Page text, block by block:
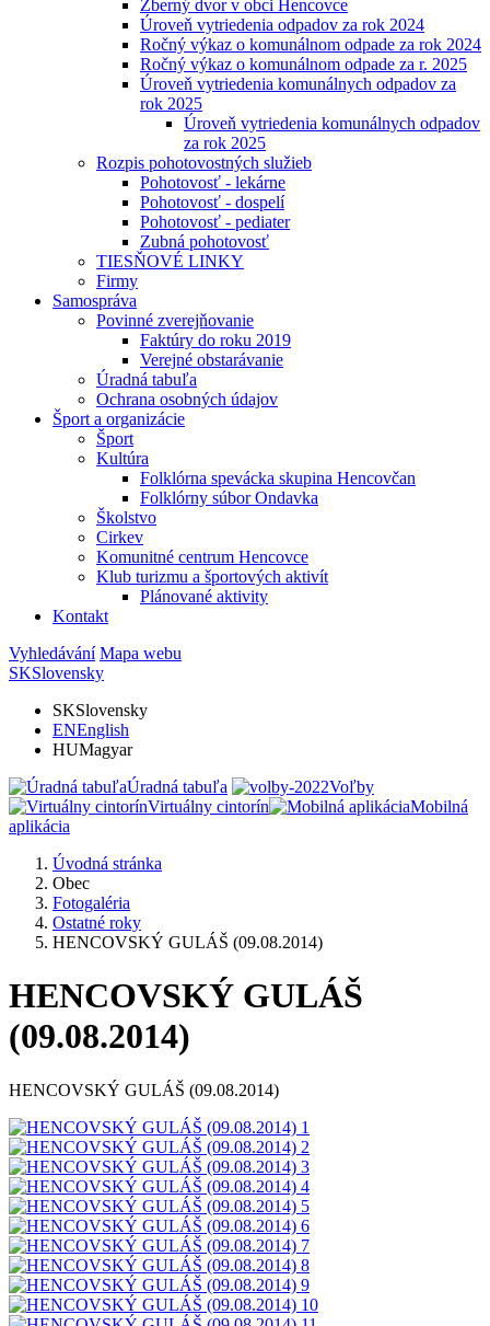
Zberný dvor v obci Hencovce
Úroveň vytriedenia odpadov za rok 2024
Ročný výkaz o komunálnom odpade za rok 2024
Ročný výkaz o komunálnom odpade za r. 2025
Úroveň vytriedenia komunálnych odpadov za
rok 2025
Úroveň vytriedenia komunálnych odpadov
za rok 2025
Rozpis pohotovostných služieb
Pohotovosť - lekárne
Pohotovosť - dospelí
Pohotovosť - pediater
Zubná pohotovosť
TIESŇOVÉ LINKY
Firmy
Samospráva
Povinné zverejňovanie
Faktúry do roku 2019
Verejné obstarávanie
Úradná tabuľa
Ochrana osobných údajov
Šport a organizácie
Šport
Kultúra
Folklórna spevácka skupina Hencovčan
Folklórny súbor Ondavka
Školstvo
Cirkev
Komunitné centrum Hencovce
Klub turizmu a športových aktivít
Plánované aktivity
Kontakt
Vyhledávání Mapa webu
SKSlovensky
SKSlovensky
ENEnglish
HUMagyar
Úradná tabuľa
Voľby
Virtuálny cintorín
Mobilná
aplikácia
Úvodná stránka
Obec
Fotogaléria
Ostatné roky
HENCOVSKÝ GULÁŠ (09.08.2014)
HENCOVSKÝ GULÁŠ
(09.08.2014)
HENCOVSKÝ GULÁŠ (09.08.2014)